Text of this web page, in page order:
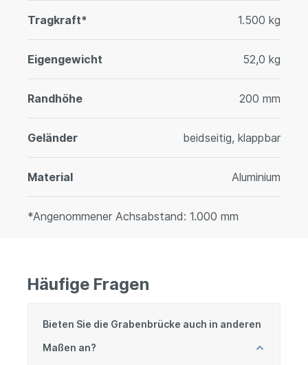
Tragkraft* 1.500 kg
Eigengewicht 52,0 kg
Randhöhe 200 mm
Geländer beidseitig, klappbar
Material Aluminium
*Angenommener Achsabstand: 1.000 mm
Häufige Fragen
Bieten Sie die Grabenbrücke auch in anderen
Maßen an?